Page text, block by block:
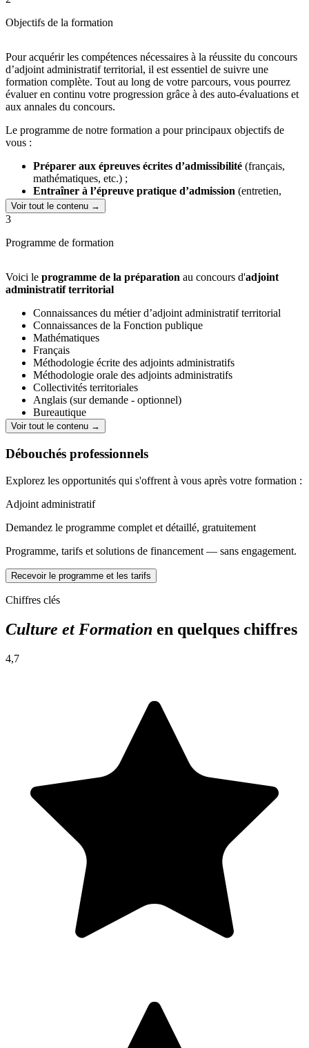
Accompagnement personnalisé
Cours élaborés par des experts: les supports de cours,
conçus par des professionnels du secteur public, sont
accessibles en format papier et en ligne, offrant une
expérience d’apprentissage sur mesure.
côté pour intégrer la fonction publique territoriale.
Objectifs de la formation
Pour acquérir les compétences nécessaires à la réussite du concours
d’adjoint administratif territorial, il est essentiel de suivre une
formation complète. Tout au long de votre parcours, vous pourrez
évaluer en continu votre progression grâce à des auto-évaluations et
aux annales du concours.
Le programme de notre formation a pour principaux objectifs de
vous :
Préparer aux épreuves écrites d’admissibilité (français,
mathématiques, etc.) ;
Entraîner à l’épreuve pratique d’admission (entretien,
communication orale, finances publiques, bureautique, etc.) ;
Préparer à l’oral devant le jury
Voir tout le contenu →
3
Programme de formation
Voici le programme de la préparation au concours d'adjoint
administratif territorial
Connaissances du métier d’adjoint administratif territorial
Connaissances de la Fonction publique
Mathématiques
Français
Méthodologie écrite des adjoints administratifs
Méthodologie orale des adjoints administratifs
Collectivités territoriales
Anglais (sur demande - optionnel)
Bureautique
Dactylographie
Voir tout le contenu →
Débouchés professionnels
Explorez les opportunités qui s'offrent à vous après votre formation :
Adjoint administratif
Demandez le programme complet et détaillé, gratuitement
Programme, tarifs et solutions de financement — sans engagement.
Recevoir le programme et les tarifs
Chiffres clés
Culture et Formation en quelques chiffres
4,7